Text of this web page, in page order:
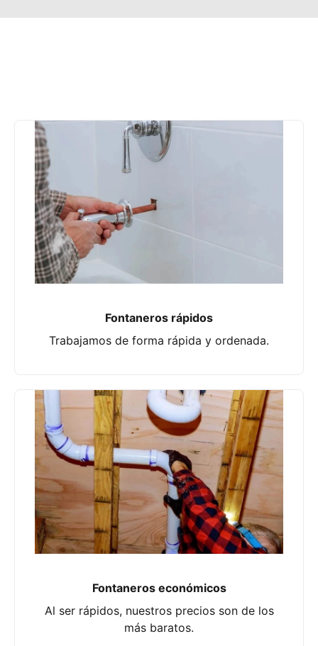
Fontaneros rápidos
Trabajamos de forma rápida y ordenada.
Fontaneros económicos
Al ser rápidos, nuestros precios son de los
más baratos.